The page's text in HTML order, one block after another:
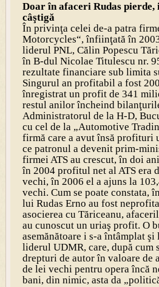
Doar în afaceri Rudas
câştigă
În privinţa celei de-a patra
Motorcycles“, înfiinţată în
liderul PNL, Călin Popescu
în B-dul Nicolae Titulescu nr.
rezultate financiare sub limita
Singurul an profitabil a fost
înregistrat un profit de 341
restul anilor încheind
Administratorul de la H-D,
cu cel de la „Automotive
firmă care a avut însă profituri
ce patronul a devenit prim-
firmei ATS au crescut, în doi
în 2004 profitul net al ATS era
vechi, în 2006 el a ajuns la
vechi. Cum se poate constata,
lui Rudas Erno au fost
asocierea cu Tăriceanu,
au cunoscut un uriaş profit. O
asemănătoare i s-a întâmplat
liderul UDMR, care, după cum
drepturi de autor în valoare de
de lei vechi pentru opera încă
bani, din nimic, asta da